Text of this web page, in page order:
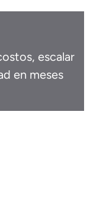
escalar
en meses